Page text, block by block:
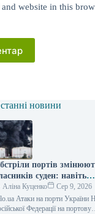
website in this
новини
портів
суден: навіть
плата за
змушує кораблі
в Україну —
Аліна Куценко
Сер 9, 2026
Атаки на порти України
Федерації на портову